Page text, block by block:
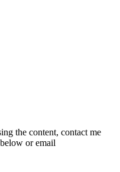
the content, contact me
or email